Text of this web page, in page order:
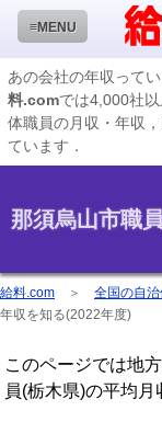
≡MENU
企業検索
年収ランキング
国家公務員編
地方公務員給
私立大学教員編
収録企業デー
あの会社の年収って
料.comでは4,000社
体職員の月収・年収
ています．
那須烏山市職
給料.com ＞ 全国の自
年収を知る(2022年度)
このページでは地
員(栃木県)の平均月